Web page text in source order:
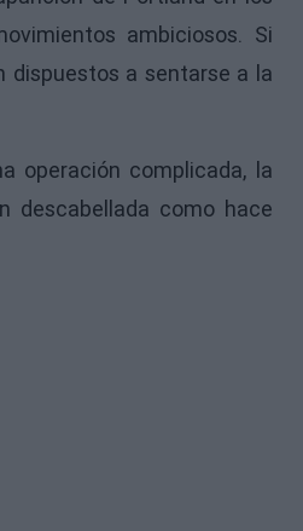
ambiciosos. Si
dispuestos a sentarse a la
operación complicada, la
descabellada como hace